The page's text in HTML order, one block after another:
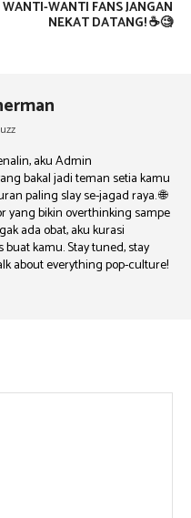
WANTI-WANTI FANS JANGAN
NEKAT DATANG! ☕🧐
aku Admin
bakal jadi teman setia kamu
paling slay se-jagad raya. 🌐
yang bikin overthinking sampe
ada obat, aku kurasi
kamu. Stay tuned, stay
about everything pop-culture!